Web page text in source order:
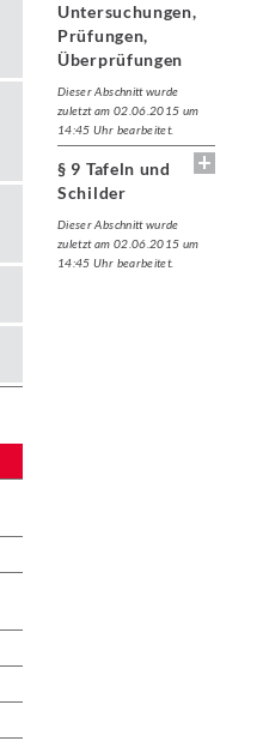
Untersuchungen,
Prüfungen,
Überprüfungen
Dieser Abschnitt wurde
zuletzt am 02.06.2015 um
14:45 Uhr bearbeitet.
§ 9 Tafeln und
Schilder
Dieser Abschnitt wurde
zuletzt am 02.06.2015 um
14:45 Uhr bearbeitet.